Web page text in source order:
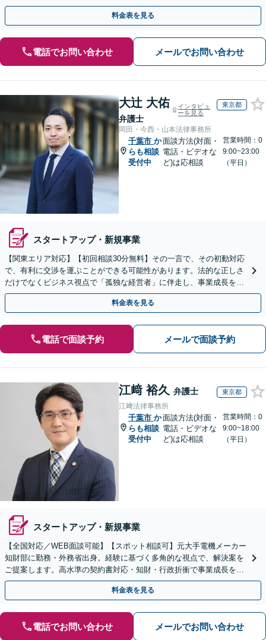
します。配信者特有の悩みにも対応します。
料金表を見る
電話でお問い合わせ メールでお問い合わせ
大辻 大佑
弁護士
インタビュ
ーを見る
東京都
岡田・今西・山本法律事務所
千葉市 か
らも相談
受付中
面談方法(対面・
電話・ビデオな
ど)は応相談
営業時間：0
9:00~23:00
（平日）
スタートアップ・新規事業
【関東エリア対応】【初回相談30分無料】その一言で、その初動対応
で、有利に交渉を運ぶことができる可能性があります。法的な正しさ
だけでなくビジネス視点で「孤独な経営者」に伴走し、事業成長を支
えます。Web面談・セカンドオピニオン対応可。
料金表を見る
電話で面談予約 メールで面談予約
江﨑 裕久 弁護士 東京都
江﨑法律事務所
千葉市 か
らも相談
受付中
面談方法(対面・
電話・ビデオな
ど)は応相談
営業時間：0
9:00~18:00
（平日）
スタートアップ・新規事業
【全国対応／WEB面談可能】【スポット相談可】元大手電機メーカー
知財部に勤務・外務省出身。経験に基づく多角的な視点で、解決案を
ご提案します。高水準の契約書対応・知財・行政折衝で事業成長を牽
引いたします。
料金表を見る
電話でお問い合わせ メールでお問い合わせ